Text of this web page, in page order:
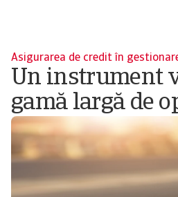
Asigurarea de credit în
Un instrument
gamă largă de